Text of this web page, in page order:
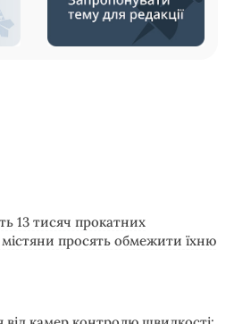
13 тисяч прокатних
просять обмежити їхню